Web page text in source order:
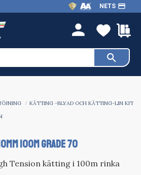
NETS payment
person
KÄTTING -BLYAD OCH KÄTTING-LIN KIT
100M GRADE 70
Tension kätting i 100m rinka